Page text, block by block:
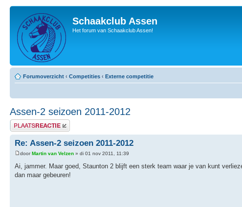
Schaakclub Assen
Het forum van Schaakclub Assen!
Forumoverzicht ‹ Competities ‹ Externe competitie
Assen-2 seizoen 2011-2012
Plaats een reactie
Re: Assen-2 seizoen 2011-2012
doorMartin van Velzen » di 01 nov 2011, 11:39
Ai, jammer. Maar goed, Staunton 2 blijft een sterk team waar je van kunt
dan maar gebeuren!